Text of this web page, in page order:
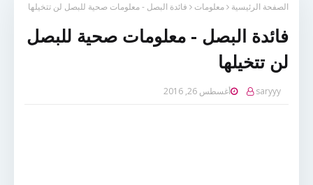
الصفحة الرئيسية معلومات فائدة البصل - معلومات صحية للبصل لن تتخيلها
فائدة البصل - معلومات صحية للبصل
لن تتخيلها
saryyy أغسطس 26, 2016